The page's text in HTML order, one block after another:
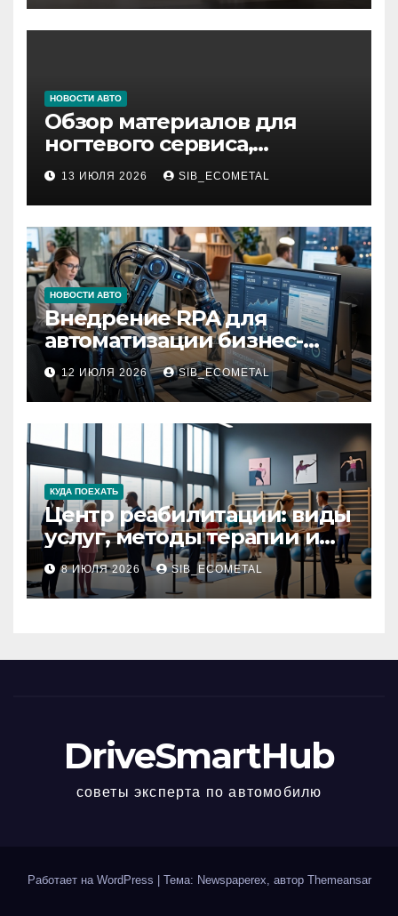
НОВОСТИ АВТО
Обзор материалов для
ногтевого сервиса,
наращивания ресниц и
депиляции
13 ИЮЛЯ 2026 SIB_ECOMETAL
НОВОСТИ АВТО
Внедрение RPA для
автоматизации бизнес-
процессов
12 ИЮЛЯ 2026 SIB_ECOMETAL
КУДА ПОЕХАТЬ
Центр реабилитации: виды
услуг, методы терапии и
критерии качества
8 ИЮЛЯ 2026 SIB_ECOMETAL
DriveSmartHub
советы эксперта по автомобилю
Работает на WordPress Тема: Newspaperex, автор Themeansar